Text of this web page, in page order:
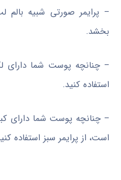
– پرایمر صورتی شبیه
بخشد.
– چنانچه پوست شما دارای
استفاده کنید.
– چنانچه پوست شما دارای
است، از پرایمر سبز استفاده